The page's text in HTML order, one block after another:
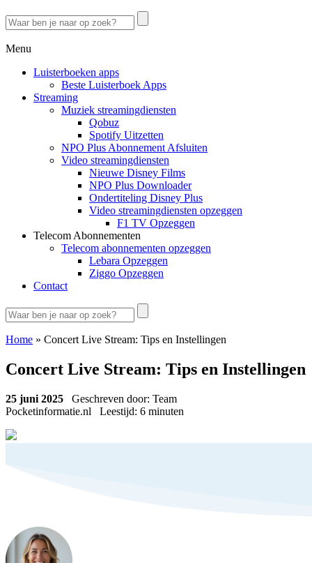
Menu
Luisterboeken apps
Beste Luisterboek Apps
Streaming
Muziek streamingdiensten
Qobuz
Spotify Uitzetten
NPO Plus Abonnement Afsluiten
Video streamingdiensten
Nieuwe Disney Films
NPO Plus Downloader
Ondertiteling Disney Plus
Video streamingdiensten opzeggen
F1 TV Opzeggen
Telecom Abonnementen
Telecom abonnementen opzeggen
Lebara Opzeggen
Ziggo Opzeggen
Contact
Home » Concert Live Stream: Tips en Instellingen
Concert Live Stream: Tips en Instellingen
25 juni 2025 Geschreven door: Team
Pocketinformatie.nl Leestijd: 6 minuten